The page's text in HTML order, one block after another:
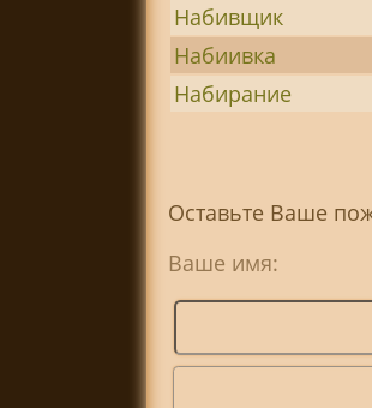
Набивщик
Набиивка
Набирание
Оставьте Ваше
Ваше